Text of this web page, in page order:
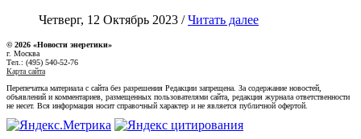
Четверг, 12 Октябрь 2023 /Читать далее
© 2026 «Новости энеретики»
г. Москва
Тел.: (495) 540-52-76
Карта сайта
Перепечатка материала с сайта без разрешения Редакции запрещена. За содержание новостей,
объявлений и комментариев, размещенных пользователями сайта, редакция журнала ответственности
не несет. Вся информация носит справочный характер и не является публичной офертой.